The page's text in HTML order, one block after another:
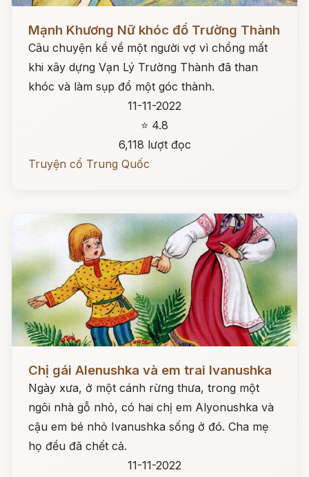
Mạnh Khương Nữ khóc đổ Trường Thành
Câu chuyện kể về một người vợ vì chồng mất
khi xây dựng Vạn Lý Trường Thành đã than
khóc và làm sụp đổ một góc thành.
11-11-2022
⭐ 4.8
6,118 lượt đọc
Truyện cổ Trung Quốc
Chị gái Alenushka và em trai Ivanushka
Ngày xưa, ở một cánh rừng thưa, trong một
ngôi nhà gỗ nhỏ, có hai chị em Alyonushka và
cậu em bé nhỏ Ivanushka sống ở đó. Cha mẹ
họ đều đã chết cả.
11-11-2022